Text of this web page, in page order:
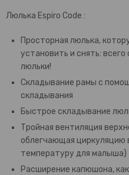
Люлька Espiro Code :
Просторная люлька,
установить и снять:
люльки!
Складывание рамы с
складывания
Быстрое складывание
Тройная вентиляция
облегчающая циркуляцию
температуру для малыша)
Расширение капюшона,